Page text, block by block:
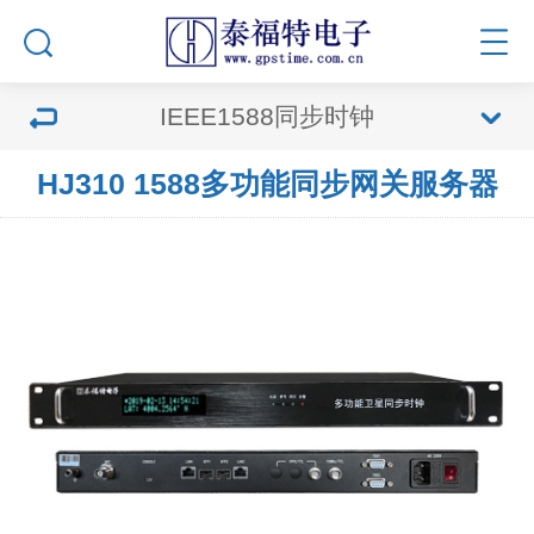
IEEE1588同步时钟
HJ310 1588多功能同步网关服务器